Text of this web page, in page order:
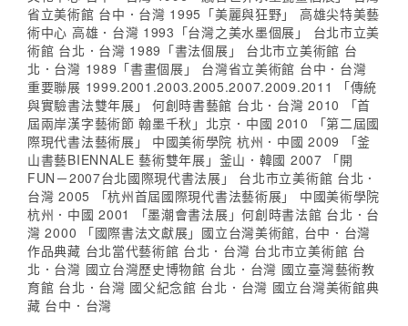
省立美術館 台中．台灣 1995「美麗與狂野」 高雄尖特美藝
術中心 高雄．台灣 1993「台灣之美水墨個展」 台北市立美
術館 台北．台灣 1989「書法個展」 台北市立美術館 台
北．台灣 1989「書畫個展」 台灣省立美術館 台中．台灣
重要聯展 1999.2001.2003.2005.2007.2009.2011 「傳統
與實驗書法雙年展」 何創時書藝館 台北．台灣 2010 「首
屆兩岸漢字藝術節 翰墨千秋」北京．中國 2010 「第二屆國
際現代書法藝術展」 中國美術學院 杭州．中國 2009 「釜
山書藝BIENNALE 藝術雙年展」釜山．韓國 2007 「開
FUN－2007台北國際現代書法展」 台北市立美術館 台北．
台灣 2005 「杭州首屆國際現代書法藝術展」 中國美術學院
杭州．中國 2001 「墨潮會書法展」何創時書法館 台北．台
灣 2000 「國際書法文獻展」國立台灣美術館, 台中．台灣
作品典藏 台北當代藝術館 台北．台灣 台北市立美術館 台
北．台灣 國立台灣歷史博物館 台北．台灣 國立臺灣藝術教
育館 台北．台灣 國父紀念館 台北．台灣 國立台灣美術館典
藏 台中．台灣